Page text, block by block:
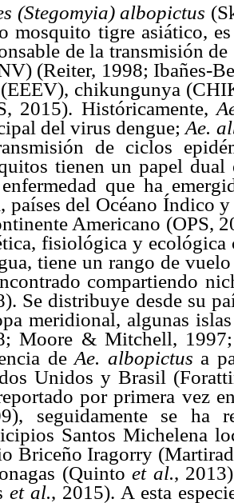
(Stegomyia) albopictus
mosquito tigre asiático,
de la transmisión
(Reiter, 1998; Ibañes-
(EEEV), chikungunya
2015). Históricamente,
del virus dengue;Ae.
de ciclos
tienen un papel
que ha
países del Océano Índico
Americano (OPS,
fisiológica y ecológica
tiene un rango de
compartiendo
Se distribuye desde su
meridional, algunas
Moore & Mitchell,
deAe. albopictus a
Unidos y Brasil
por primera vez
seguidamente se ha
Santos Michelena
Briceño Iragorry
(Quintoet al.,
et al., 2015). A esta